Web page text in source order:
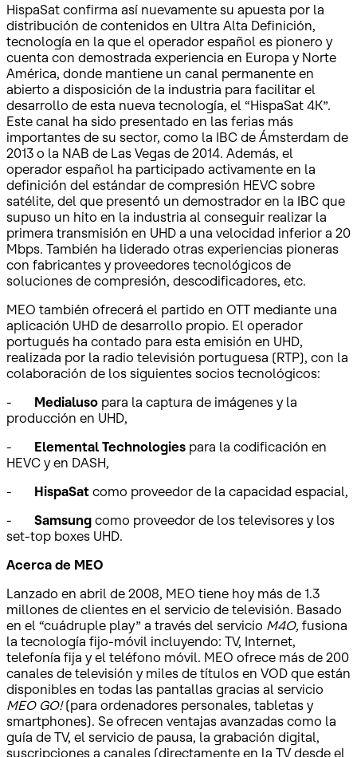
HispaSat confirma así nuevamente su apuesta por la
distribución de contenidos en Ultra Alta Definición,
tecnología en la que el operador español es pionero y
cuenta con demostrada experiencia en Europa y Norte
América, donde mantiene un canal permanente en
abierto a disposición de la industria para facilitar el
desarrollo de esta nueva tecnología, el “HispaSat 4K”.
Este canal ha sido presentado en las ferias más
importantes de su sector, como la IBC de Ámsterdam de
2013 o la NAB de Las Vegas de 2014. Además, el
operador español ha participado activamente en la
definición del estándar de compresión HEVC sobre
satélite, del que presentó un demostrador en la IBC que
supuso un hito en la industria al conseguir realizar la
primera transmisión en UHD a una velocidad inferior a 20
Mbps. También ha liderado otras experiencias pioneras
con fabricantes y proveedores tecnológicos de
soluciones de compresión, descodificadores, etc.
MEO también ofrecerá el partido en OTT mediante una
aplicación UHD de desarrollo propio. El operador
portugués ha contado para esta emisión en UHD,
realizada por la radio televisión portuguesa (RTP), con la
colaboración de los siguientes socios tecnológicos:
- Medialuso para la captura de imágenes y la
producción en UHD,
- Elemental Technologies para la codificación en
HEVC y en DASH,
- HispaSat como proveedor de la capacidad espacial,
- Samsung como proveedor de los televisores y los
set-top boxes UHD.
Acerca de MEO
Lanzado en abril de 2008, MEO tiene hoy más de 1.3
millones de clientes en el servicio de televisión. Basado
en el “cuádruple play” a través del servicio M4O, fusiona
la tecnología fijo-móvil incluyendo: TV, Internet,
telefonía fija y el teléfono móvil. MEO ofrece más de 200
canales de televisión y miles de títulos en VOD que están
disponibles en todas las pantallas gracias al servicio
MEO GO!(para ordenadores personales, tabletas y
smartphones). Se ofrecen ventajas avanzadas como la
guía de TV, el servicio de pausa, la grabación digital,
suscripciones a canales (directamente en la TV desde el